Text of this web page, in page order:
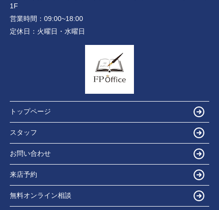
1F
営業時間： 09:00~18:00
定休日： 火曜日・水曜日
トップページ
スタッフ
お問い合わせ
来店予約
無料オンライン相談